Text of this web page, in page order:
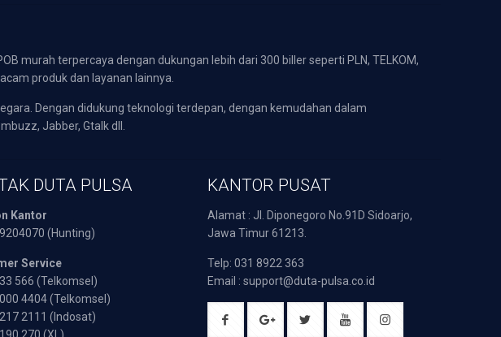
murah terpercaya dengan dukungan lebih dari 300 biller seperti PLN, TELKOM,
produk dan layanan lainnya.
Dengan didukung teknologi terdepan, dengan kemudahan dalam
Jabber, Gtalk dll.
DUTA PULSA
Kantor
(Hunting)
Service
566 (Telkomsel)
4404 (Telkomsel)
2111 (Indosat)
270 (XL)
KANTOR PUSAT
Alamat : Jl. Diponegoro No.91D Sidoarjo,
Jawa Timur 61213.
Telp: 031 8922 363
Email : support@duta-pulsa.co.id